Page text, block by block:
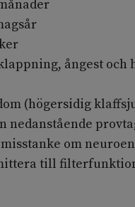
ångest och
(högersidig
om
till